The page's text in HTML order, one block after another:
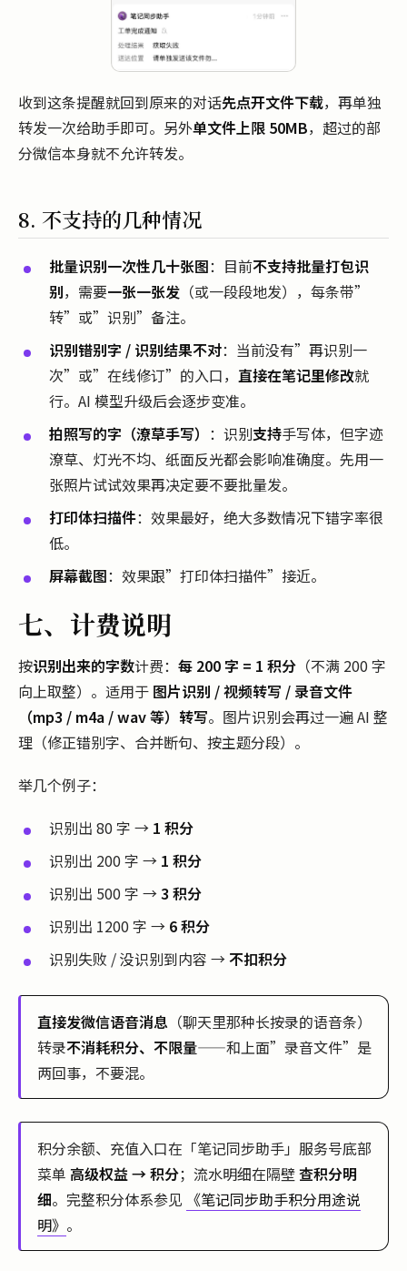
收到这条提醒就回到原来的对话先点开文件下载，再单独
转发一次给助手即可。另外单文件上限 50MB，超过的部
分微信本身就不允许转发。
8. 不支持的几种情况
批量识别一次性几十张图：目前不支持批量打包识
别，需要一张一张发 （或一段段地发），每条带”
转”或”识别”备注。
识别错别字 / 识别结果不对：当前没有”再识别一
次”或”在线修订”的入口， 直接在笔记里修改就
行。AI 模型升级后会逐步变准。
拍照写的字（潦草手写） ：识别支持手写体，但字迹
潦草、灯光不均、纸面反光都会影响准确度。先用一
张照片试试效果再决定要不要批量发。
打印体扫描件：效果最好，绝大多数情况下错字率很
低。
屏幕截图：效果跟”打印体扫描件”接近。
七、计费说明
按识别出来的字数计费： 每 200 字 = 1 积分 （不满 200 字
向上取整）。适用于 图片识别 / 视频转写 / 录音文件
（mp3 / m4a / wav 等）转写。图片识别会再过一遍 AI 整
理（修正错别字、合并断句、按主题分段）。
举几个例子：
识别出 80 字 → 1 积分
识别出 200 字 → 1 积分
识别出 500 字 →3 积分
识别出 1200 字 → 6 积分
识别失败 / 没识别到内容 →不扣积分
直接发微信语音消息 （聊天里那种长按录的语音条）
转录不消耗积分、不限量——和上面”录音文件”是
两回事，不要混。
积分余额、充值入口在「笔记同步助手」服务号底部
菜单 高级权益 → 积分；流水明细在隔壁查积分明
细。完整积分体系参见 《笔记同步助手积分用途说
明》 。